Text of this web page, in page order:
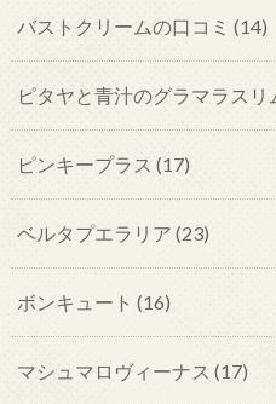
バストクリームの口コミ (14)
ピタヤと青汁のグラマラスリ
ピンキープラス (17)
ベルタプエラリア (23)
ボンキュート (16)
マシュマロヴィーナス (17)